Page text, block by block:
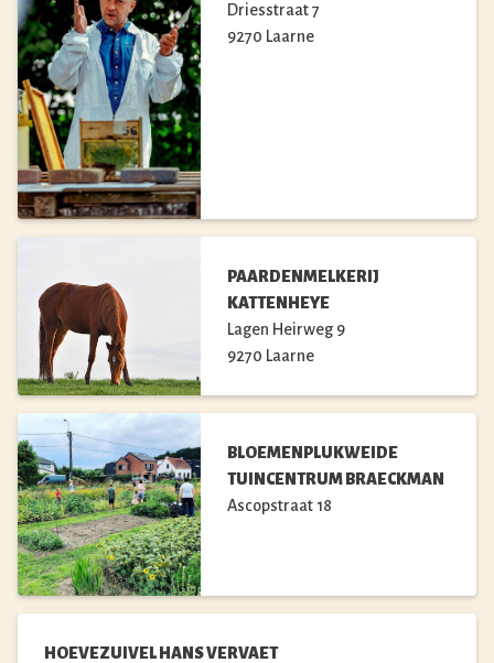
Driesstraat 7
9270 Laarne
PAARDENMELKERIJ
KATTENHEYE
Lagen Heirweg 9
9270 Laarne
BLOEMENPLUKWEIDE
TUINCENTRUM BRAECKMAN
Ascopstraat 18
HOEVEZUIVEL HANS VERVAET